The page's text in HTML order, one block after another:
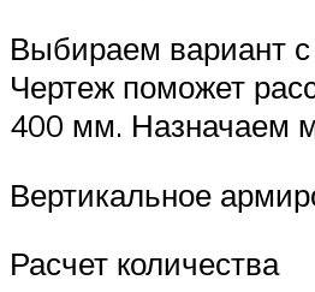
Выбираем вариант
Чертеж поможет
400 мм. Назначаем
Вертикальное
Расчет количества